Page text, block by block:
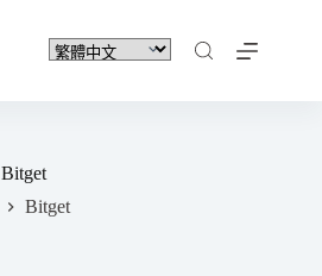
Bitget
Bitget